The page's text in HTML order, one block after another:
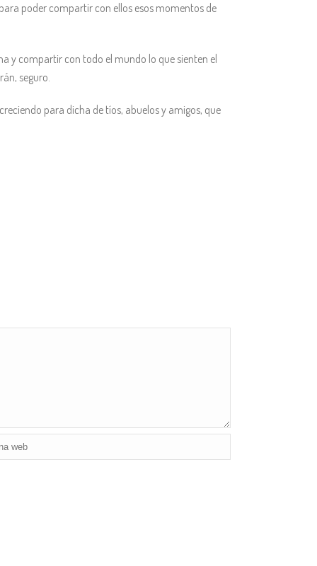
poder compartir con ellos esos momentos de
y compartir con todo el mundo lo que sienten el
seguro.
para dicha de tíos, abuelos y amigos, que